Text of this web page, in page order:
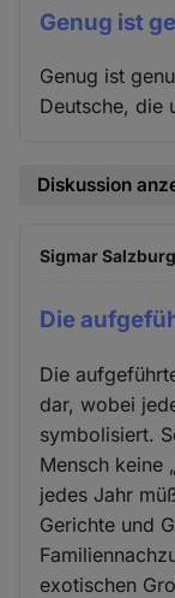
Genug ist
Genug ist
Deutsche, die
Diskussion
Sigmar
Die
Die
dar, wobei
symbolisiert.
Mensch keine
jedes Jahr
Gerichte und
exotischen